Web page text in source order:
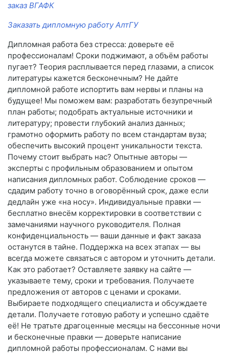
заказ ВГАФК
Заказать дипломную работу АлтГУ
Дипломная работа без стресса: доверьте её
профессионалам! Сроки поджимают, а объём работы
пугает? Теория расплывается перед глазами, а список
литературы кажется бесконечным? Не дайте
дипломной работе испортить вам нервы и планы на
будущее! Мы поможем вам: разработать безупречный
план работы; подобрать актуальные источники и
литературу; провести глубокий анализ данных;
грамотно оформить работу по всем стандартам вуза;
обеспечить высокий процент уникальности текста.
Почему стоит выбрать нас? Опытные авторы —
эксперты с профильным образованием и опытом
написания дипломных работ. Соблюдение сроков —
сдадим работу точно в оговорённый срок, даже если
дедлайн уже «на носу». Индивидуальные правки —
бесплатно внесём корректировки в соответствии с
замечаниями научного руководителя. Полная
конфиденциальность — ваши данные и факт заказа
останутся в тайне. Поддержка на всех этапах — вы
всегда можете связаться с автором и уточнить детали.
Как это работает? Оставляете заявку на сайте —
указываете тему, сроки и требования. Получаете
предложения от авторов с ценами и сроками.
Выбираете подходящего специалиста и обсуждаете
детали. Получаете готовую работу и успешно сдаёте
её! Не тратьте драгоценные месяцы на бессонные ночи
и бесконечные правки — доверьте написание
дипломной работы профессионалам. С нами вы